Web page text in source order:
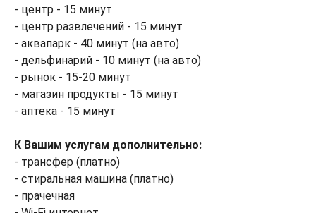
- центр - 15 минут
- центр развлечений - 15 минут
- аквапарк - 40 минут (на авто)
- дельфинарий - 10 минут (на авто)
- рынок - 15-20 минут
- магазин продукты - 15 минут
- аптека - 15 минут
К Вашим услугам дополнительно:
- трансфер (платно)
- стиральная машина (платно)
- прачечная